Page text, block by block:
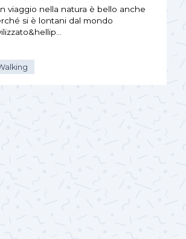
viaggio nella natura è bello anche
si è lontani dal mondo